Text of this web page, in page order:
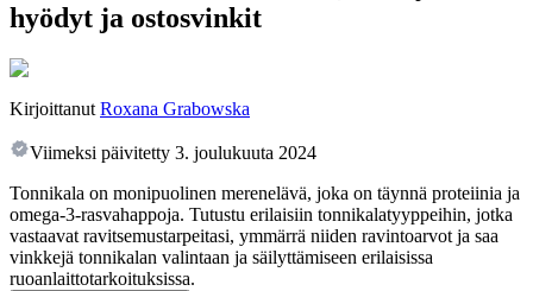
hyödyt ja ostosvinkit
Kirjoittanut Roxana Grabowska
Viimeksi päivitetty 3. joulukuuta 2024
Tonnikala on monipuolinen merenelävä, joka on täynnä proteiinia ja
omega-3-rasvahappoja. Tutustu erilaisiin tonnikalatyyppeihin, jotka
vastaavat ravitsemustarpeitasi, ymmärrä niiden ravintoarvot ja saa
vinkkejä tonnikalan valintaan ja säilyttämiseen erilaisissa
ruoanlaittotarkoituksissa.